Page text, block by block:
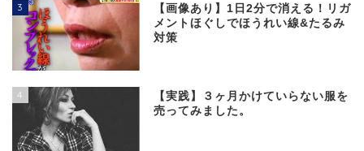
3
【画像あり】1日2分で消える！リガ
メントほぐしでほうれい線&たるみ
対策
4
【実践】３ヶ月かけていらない服を
売ってみました。